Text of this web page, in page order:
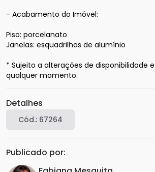
- Acabamento do Imóvel:
Piso: porcelanato
Janelas: esquadrilhas de alumínio
* Sujeito a alterações de disponibilidade
Detalhes
Cód.: 67264
Publicado por: